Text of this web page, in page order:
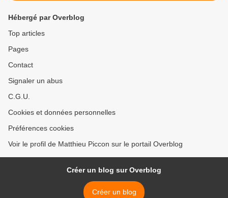
Hébergé par Overblog
Top articles
Pages
Contact
Signaler un abus
C.G.U.
Cookies et données personnelles
Préférences cookies
Voir le profil de Matthieu Piccon sur le portail Overblog
Créer un blog sur Overblog
Créer un blog